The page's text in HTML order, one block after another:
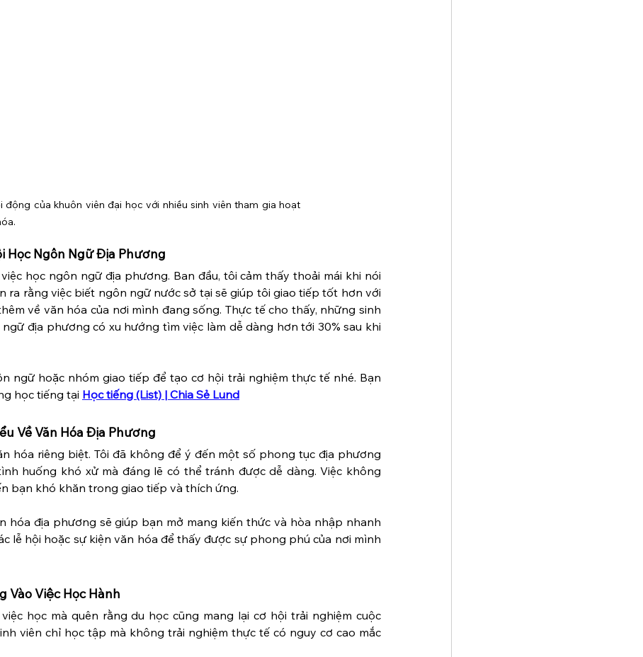
động của khuôn viên đại học với nhiều sinh viên tham gia hoạt
Học Ngôn Ngữ Địa Phương
học ngôn ngữ địa phương. Ban đầu, tôi cảm thấy thoải mái khi nói
ra rằng việc biết ngôn ngữ nước sở tại sẽ giúp tôi giao tiếp tốt hơn với
về văn hóa của nơi mình đang sống. Thực tế cho thấy, những sinh
địa phương có xu hướng tìm việc làm dễ dàng hơn tới 30% sau khi
ngữ hoặc nhóm giao tiếp để tạo cơ hội trải nghiệm thực tế nhé. Bạn
học tiếng tại Học tiếng (List) | Chia Sẻ Lund
Về Văn Hóa Địa Phương
hóa riêng biệt. Tôi đã không để ý đến một số phong tục địa phương
huống khó xử mà đáng lẽ có thể tránh được dễ dàng. Việc không
bạn khó khăn trong giao tiếp và thích ứng.
hóa địa phương sẽ giúp bạn mở mang kiến thức và hòa nhập nhanh
lễ hội hoặc sự kiện văn hóa để thấy được sự phong phú của nơi mình
Vào Việc Học Hành
học mà quên rằng du học cũng mang lại cơ hội trải nghiệm cuộc
viên chỉ học tập mà không trải nghiệm thực tế có nguy cơ cao mắc